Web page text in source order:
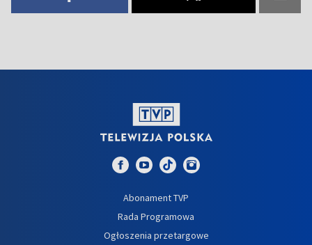
Abonament TVP
Rada Programowa
Ogłoszenia przetargowe